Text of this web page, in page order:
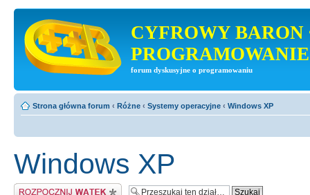
CYFROWY BARON
PROGRAMOWANIE
forum dyskusyjne o programowaniu
Strona główna forum ‹ Różne ‹ Systemy operacyjne ‹ Windows XP
Windows XP
Napisz wątek